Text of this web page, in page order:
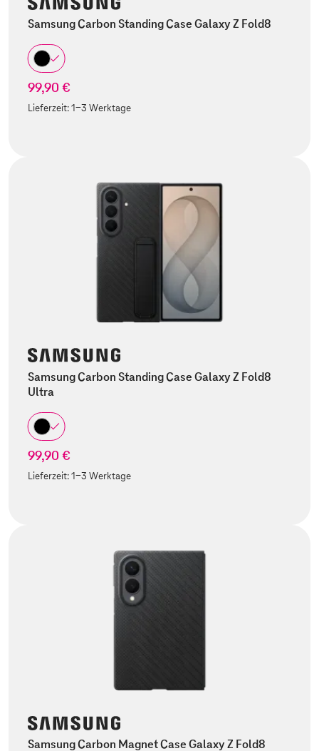
Samsung Carbon Standing Case Galaxy Z Fold8
99,90 €
Lieferzeit:1-3 Werktage
Samsung Carbon Standing Case Galaxy Z Fold8
Ultra
99,90 €
Lieferzeit:1-3 Werktage
Samsung Carbon Magnet Case Galaxy Z Fold8